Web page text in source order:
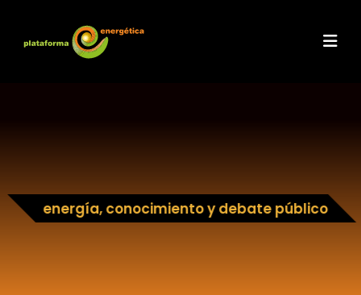
energía, conocimiento y debate público